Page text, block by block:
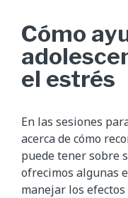
Cómo
el estrés
En las sesiones
acerca de cómo
puede tener sobre
ofrecimos algunas
manejar los efectos